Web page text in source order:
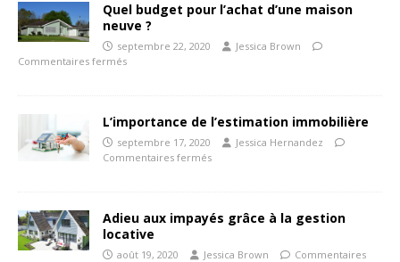
Quel budget pour l’achat d’une maison
neuve ?
septembre 22, 2020
Jessica Brown
Commentaires fermés
L’importance de l’estimation immobilière
septembre 17, 2020
Jessica Hernandez
Commentaires fermés
Adieu aux impayés grâce à la gestion
locative
août 19, 2020 Jessica Brown
Commentaires